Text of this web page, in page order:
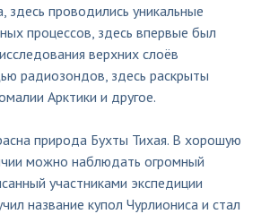
здесь проводились уникальные
процессов, здесь впервые был
верхних слоёв
радиозондов, здесь раскрыты
Арктики и другое.
природа Бухты Тихая. В хорошую
можно наблюдать огромный
участниками экспедиции
название купол Чурлиониса и стал